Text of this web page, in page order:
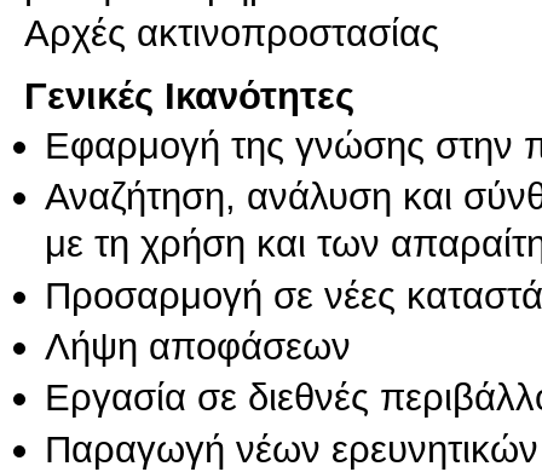
Αρχές ακτινοπροστασίας
Γενικές Ικανότητες
Εφαρμογή της γνώσης στην
Αναζήτηση, ανάλυση και
με τη χρήση και των
Προσαρμογή σε νέες
Λήψη αποφάσεων
Εργασία σε διεθνές
Παραγωγή νέων